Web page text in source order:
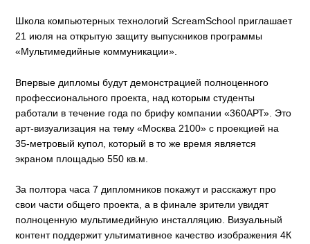
Школа компьютерных технологий ScreamSchool приглашает
21 июля на открытую защиту выпускников программы
«Мультимедийные коммуникации».
Впервые дипломы будут демонстрацией полноценного
профессионального проекта, над которым студенты
работали в течение года по брифу компании «360АРТ». Это
арт-визуализация на тему «Москва 2100» с проекцией на
35-метровый купол, который в то же время является
экраном площадью 550 кв.м.
За полтора часа 7 дипломников покажут и расскажут про
свои части общего проекта, а в финале зрители увидят
полноценную мультимедийную инсталляцию. Визуальный
контент поддержит ультимативное качество изображения 4К